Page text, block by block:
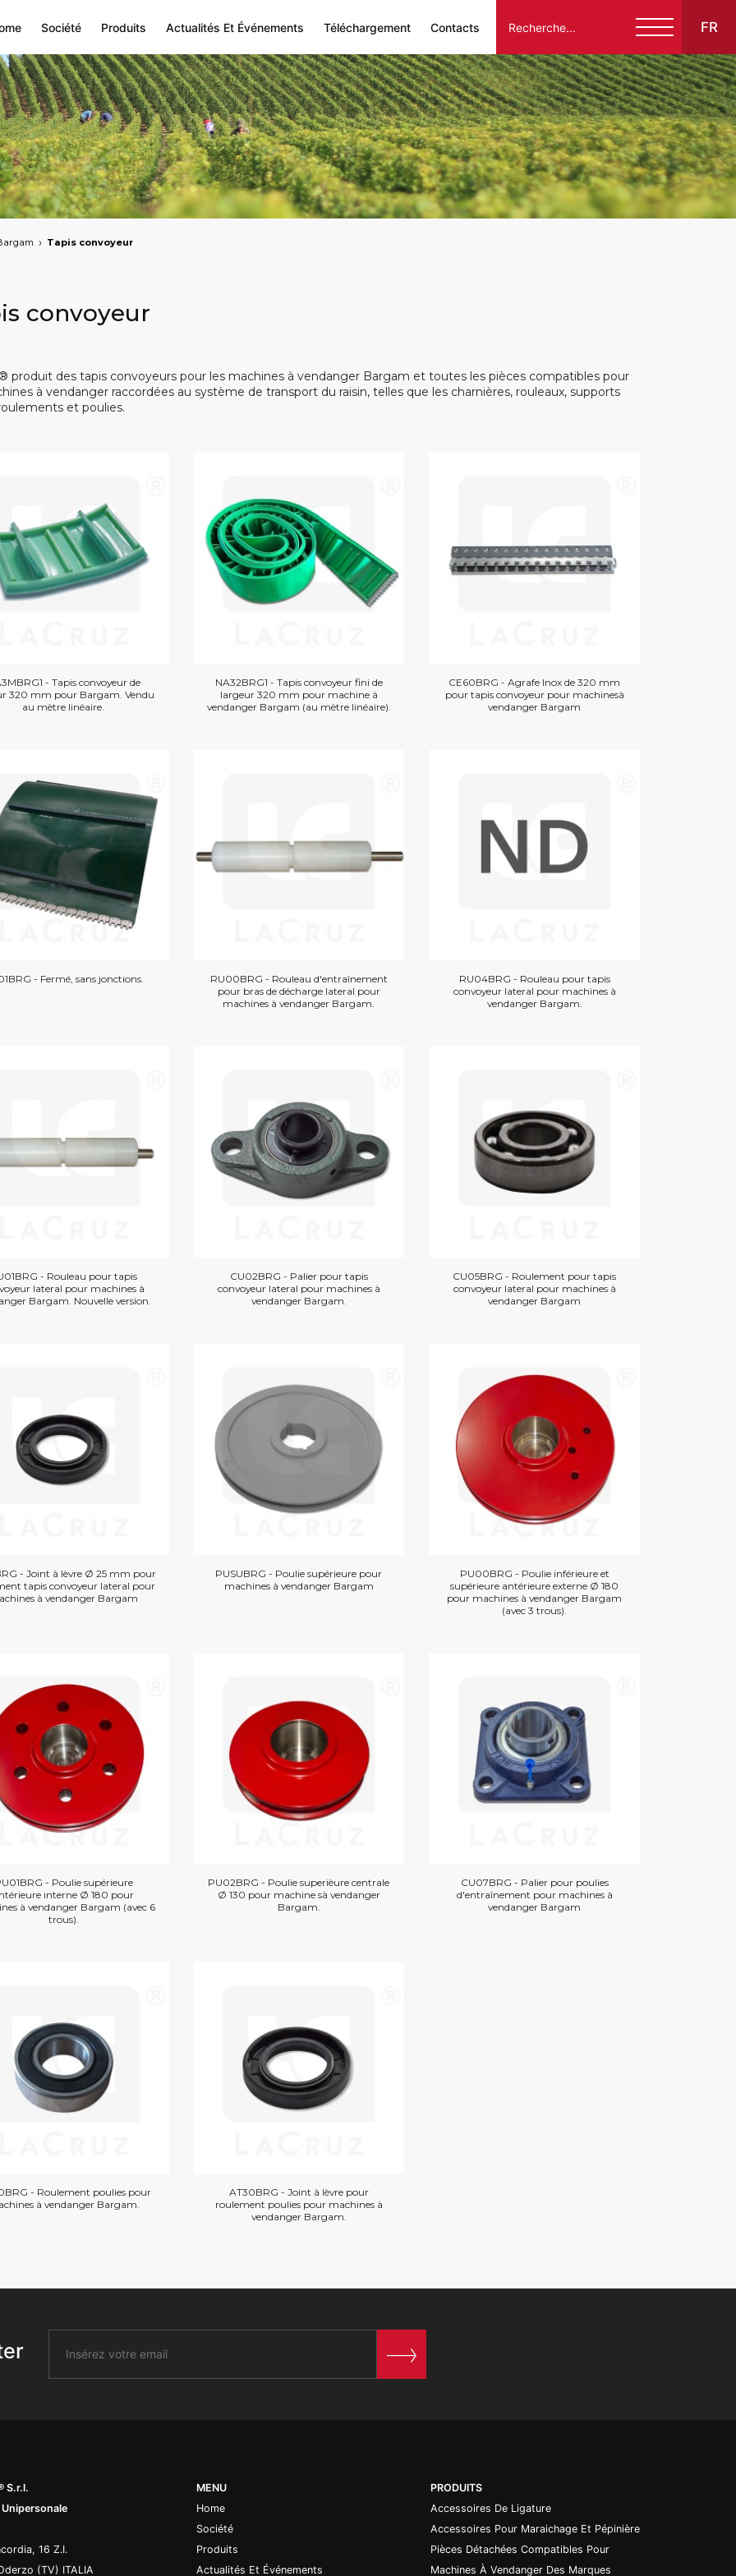
Société Produits Actualités Et Événements Téléchargement Contacts FR
Italiano
English
Français
Español
Deutsch
Tapis convoyeur
convoyeur
produit des tapis convoyeurs pour les machines à vendanger Bargam et toutes les pièces compatibles pour
à vendanger raccordées au système de transport du raisin, telles que les charnières, rouleaux, supports
et poulies.
- Tapis convoyeur de
320 mm pour Bargam. Vendu
au mètre linéaire.
NA32BRG1 - Tapis convoyeur fini de
largeur 320 mm pour machine à
vendanger Bargam (au mètre linéaire).
CE60BRG - Agrafe Inox de 320 mm
pour tapis convoyeur pour machinesà
vendanger Bargam
- Fermé, sans jonctions.
RU00BRG - Rouleau d'entraînement
pour bras de décharge lateral pour
machines à vendanger Bargam.
RU04BRG - Rouleau pour tapis
convoyeur lateral pour machines à
vendanger Bargam.
- Rouleau pour tapis
lateral pour machines à
Bargam. Nouvelle version.
CU02BRG - Palier pour tapis
convoyeur lateral pour machines à
vendanger Bargam.
CU05BRG - Roulement pour tapis
convoyeur lateral pour machines à
vendanger Bargam
- Joint à lèvre Ø 25 mm pour
tapis convoyeur lateral pour
à vendanger Bargam
PUSUBRG - Poulie supérieure pour
machines à vendanger Bargam
PU00BRG - Poulie inférieure et
supérieure antérieure externe Ø 180
pour machines à vendanger Bargam
(avec 3 trous).
- Poulie supérieure
interne Ø 180 pour
à vendanger Bargam (avec 6
trous).
PU02BRG - Poulie superièure centrale
Ø 130 pour machine sà vendanger
Bargam.
CU07BRG - Palier pour poulies
d'entraînement pour machines à
vendanger Bargam
- Roulement poulies pour
à vendanger Bargam.
AT30BRG - Joint à lèvre pour
roulement poulies pour machines à
vendanger Bargam.
S.r.l.
16 Z.I.
(TV) ITALIA
MENU
Home
Société
Produits
Actualités Et Événements
PRODUITS
Accessoires De Ligature
Accessoires Pour Maraichage Et Pépinière
Pièces Détachées Compatibles Pour
Machines À Vendanger Des Marques